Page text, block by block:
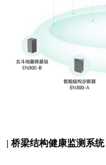
| 桥梁结构健康监测系统